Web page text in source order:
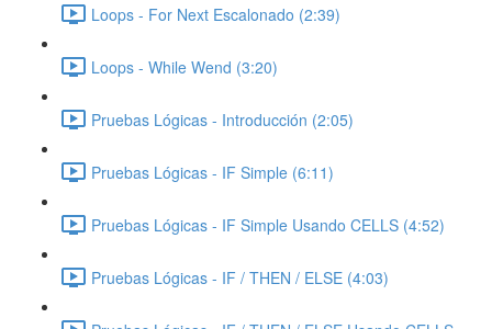
Loops - For Next Escalonado (2:39)
Loops - While Wend (3:20)
Pruebas Lógicas - Introducción (2:05)
Pruebas Lógicas - IF Simple (6:11)
Pruebas Lógicas - IF Simple Usando CELLS (4:52)
Pruebas Lógicas - IF / THEN / ELSE (4:03)